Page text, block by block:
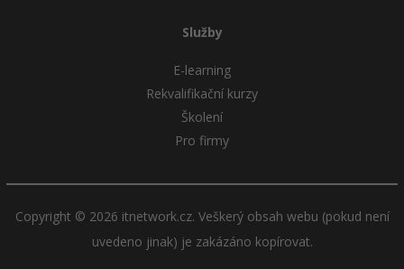
Služby
E-learning
Rekvalifikační kurzy
Školení
Pro firmy
Copyright © 2026 itnetwork.cz. Veškerý obsah webu (pokud není
uvedeno jinak) je zakázáno kopírovat.